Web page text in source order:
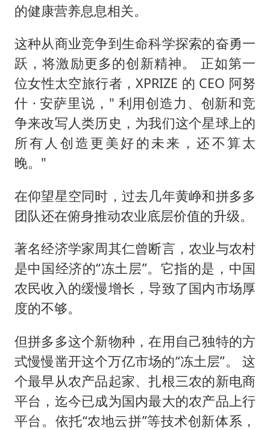
的健康营养息息相关。
这种从商业竞争到生命科学探索的奋勇一
跃，将激励更多的创新精神。 正如第一
位女性太空旅行者，XPRIZE 的 CEO 阿努
什 · 安萨里说，" 利用创造力、创新和竞
争来改写人类历史，为我们这个星球上的
所有人创造更美好的未来，还不算太
晚。"
在仰望星空同时，过去几年黄峥和拼多多
团队还在俯身推动农业底层价值的升级。
著名经济学家周其仁曾断言，农业与农村
是中国经济的“冻土层”。它指的是，中国
农民收入的缓慢增长，导致了国内市场厚
度的不够。
但拼多多这个新物种，在用自己独特的方
式慢慢凿开这个万亿市场的“冻土层”。 这
个最早从农产品起家、扎根三农的新电商
平台，迄今已成为国内最大的农产品上行
平台。依托“农地云拼”等技术创新体系，